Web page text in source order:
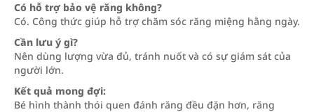
Có hỗ trợ bảo vệ răng không?
Có. Công thức giúp hỗ trợ chăm sóc răng miệng hằng ngày.
Cần lưu ý gì?
Nên dùng lượng vừa đủ, tránh nuốt và có sự giám sát của
người lớn.
Kết quả mong đợi:
Bé hình thành thói quen đánh răng đều đặn hơn, răng